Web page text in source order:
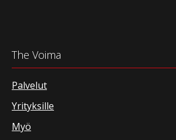
The Voima
Palvelut
Yrityksille
Myö